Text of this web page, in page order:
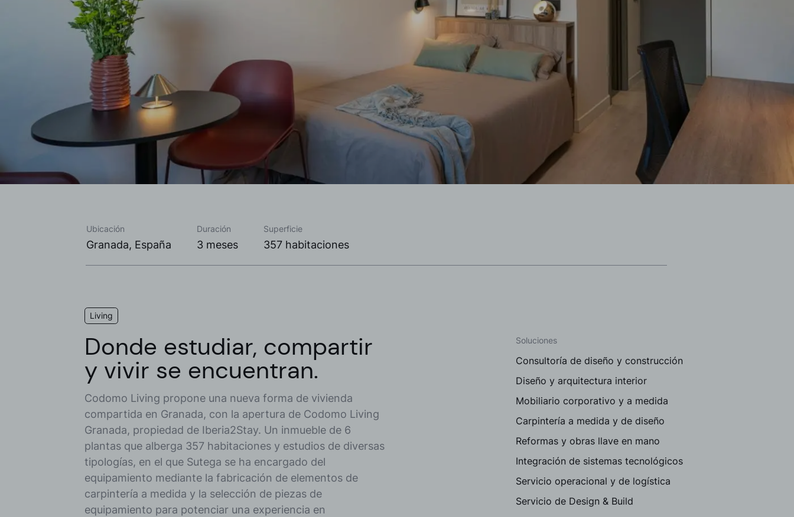
Ubicación Duración Superficie
Granada, España 3 meses 357 habitaciones
Living
Donde estudiar, compartir
y vivir se encuentran.
Codomo Living propone una nueva forma de vivienda
compartida en Granada, con la apertura de Codomo Living
Granada, propiedad de Iberia2Stay. Un inmueble de 6
plantas que alberga 357 habitaciones y estudios de diversas
tipologías, en el que Sutega se ha encargado del
equipamiento mediante la fabricación de elementos de
carpintería a medida y la selección de piezas de
equipamiento para potenciar una experiencia en
Soluciones
Consultoría de diseño y construcción
Diseño y arquitectura interior
Mobiliario corporativo y a medida
Carpintería a medida y de diseño
Reformas y obras llave en mano
Integración de sistemas tecnológicos
Servicio operacional y de logística
Servicio de Design & Build